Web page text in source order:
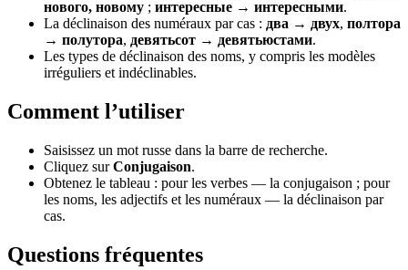
нового, новому ; интересные → интересными.
La déclinaison des numéraux par cas : два → двух, полтора
→ полутора, девятьсот → девятьюстами.
Les types de déclinaison des noms, y compris les modèles
irréguliers et indéclinables.
Comment l’utiliser
Saisissez un mot russe dans la barre de recherche.
Cliquez surConjugaison.
Obtenez le tableau : pour les verbes — la conjugaison ; pour
les noms, les adjectifs et les numéraux — la déclinaison par
cas.
Questions fréquentes